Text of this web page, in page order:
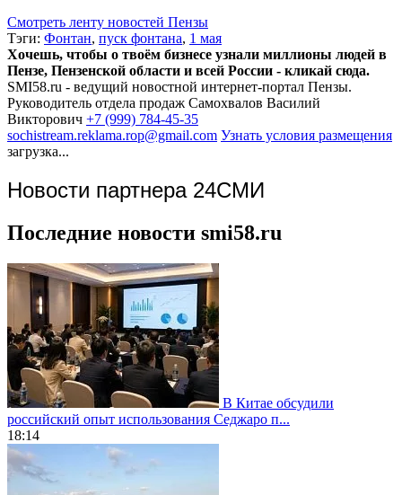
Смотреть ленту новостей Пензы
Тэги: Фонтан, пуск фонтана, 1 мая
Хочешь, чтобы о твоём бизнесе узнали миллионы людей в
Пензе, Пензенской области и всей России - кликай сюда.
SMI58.ru - ведущий новостной интернет-портал Пензы.
Руководитель отдела продаж Самохвалов Василий
Викторович +7 (999) 784-45-35
sochistream.reklama.rop@gmail.com Узнать условия размещения
загрузка...
Новости партнера 24СМИ
Последние новости smi58.ru
В Китае обсудили
российский опыт использования Седжаро п...
18:14